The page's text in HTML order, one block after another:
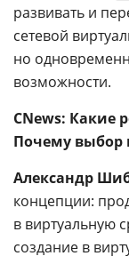
развивать и
сетевой
но
возможности.
CNews: Какие
Почему выбор
Александр
концепции:
в виртуальную
создание в